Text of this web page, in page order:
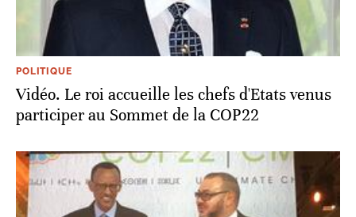
POLITIQUE
Vidéo. Le roi accueille les chefs d'Etats venus
participer au Sommet de la COP22